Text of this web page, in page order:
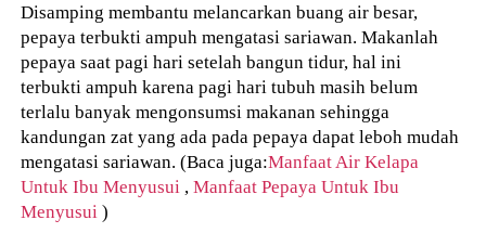
Disamping membantu melancarkan buang air besar,
pepaya terbukti ampuh mengatasi sariawan. Makanlah
pepaya saat pagi hari setelah bangun tidur, hal ini
terbukti ampuh karena pagi hari tubuh masih belum
terlalu banyak mengonsumsi makanan sehingga
kandungan zat yang ada pada pepaya dapat leboh mudah
mengatasi sariawan. (Baca juga:Manfaat Air Kelapa
Untuk Ibu Menyusui ,Manfaat Pepaya Untuk Ibu
Menyusui )